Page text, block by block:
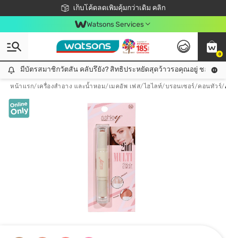
เก็บโค้ดลดเพิ่มคุ้มกว่าเดิม คลิก
ชอปออนไลน์ครั้งแรก ลดเพิ่มจุก ๆ 10%! 🎉
📦ส่งฟรี! เมื่อชอป 499฿
สมาชิกวัตสัน คลับดียังไง?
Watsons Services
0
มีบัตรสมาชิกวัตสัน คลับรึยัง? สิทธิประหยัดสุดว้าวรอคุณอยู่ ชอปคุ้มกว่าเดิม คลิก!
มีบัตรสมาชิกวัตสัน คลับรึยัง? สิทธิประหยัดสุดว้าวรอคุณอยู่ ชอปคุ้มก
หน้าแรก/ เครื่องสำอาง และน้ำหอม/ เมคอัพ เฟส/ไฮไลท์/บรอนเซอร์/คอนทัวร์/